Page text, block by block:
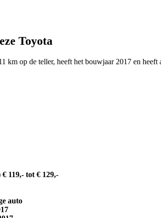
Toyota
km op de teller, heeft het bouwjaar 2017 en
€ 119,- tot € 129,-
auto